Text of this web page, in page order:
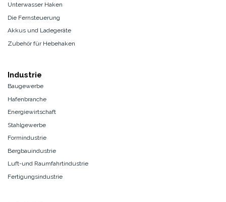
Unterwasser Haken
Die Fernsteuerung
Akkus und Ladegeräte
Zubehör für Hebehaken
Industrie
Baugewerbe
Hafenbranche
Energiewirtschaft
Stahlgewerbe
Formindustrie
Bergbauindustrie
Luft-und Raumfahrtindustrie
Fertigungsindustrie